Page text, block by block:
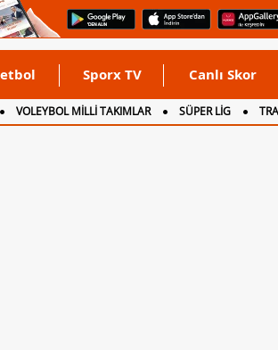
Sporx TV Canlı Skor
VOLEYBOL MİLLİ TAKIMLAR SÜPER LİG